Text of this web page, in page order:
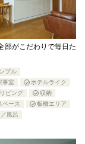
部がこだわりで毎日た
プル
事室
ホテルライク
リビング
収納
ペース
板橋エリア
風呂